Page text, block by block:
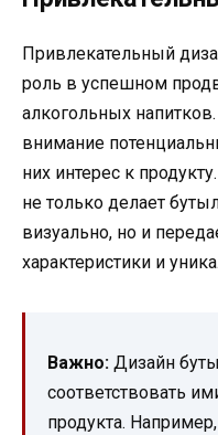
Привлекательный
роль в успешном
алкогольных
внимание
них интерес к
не только делает
визуально, но и
характеристики и
Важно: Дизайн
соответствовать
продукта.